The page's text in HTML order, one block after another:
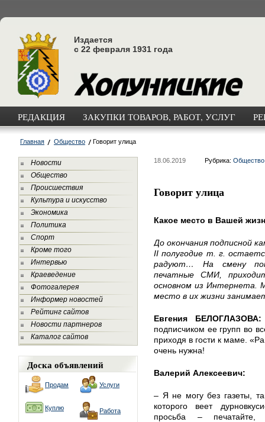
Издается
с 22 февраля 1931 года
РЕДАКЦИЯ ЗАКУПКИ ТОВАРОВ, РАБОТ, УСЛУГ
Главная Общество Говорит улица
Новости
Общество
Происшествия
Культура и искусство
Экономика
Политика
Спорт
Кроме того
Интервью
Краеведение
Фотогалерея
Информер новостей
Рейтинг сайтов
Новости партнеров
Каталог сайтов
Доска объявлений
Продам Услуги
Куплю Работа
18.06.2019 Рубрика: Общество
Говорит улица
Какое место в Вашей
До окончания подписной
II полугодие т. г.
радуют… На смену
печатные СМИ,
основном из Интернета.
место в их жизни
Евгения БЕЛОГЛАЗОВА:
подписчиком ее групп во
приходя в гости к маме.
очень нужна!
Валерий Алексеевич:
– Я не могу без газеты,
которого веет
просьба – печатайте,